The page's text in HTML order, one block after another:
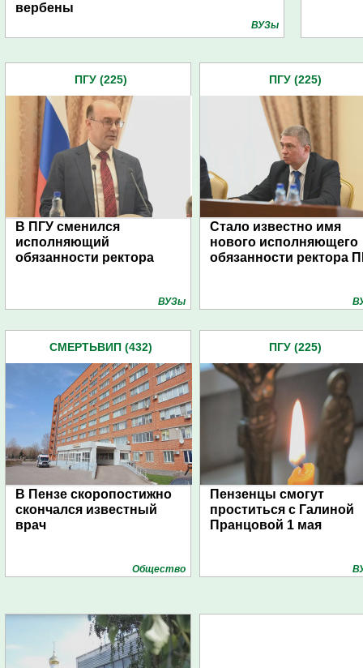
вербены
ВУЗы
ПГУ (225)
В ПГУ сменился
исполняющий
обязанности ректора
ВУЗы
ПГУ (225)
Стало известно имя
нового исполняющего
обязанности ректора
СМЕРТЬВИП (432)
В Пензе скоропостижно
скончался известный
врач
Общество
ПГУ (225)
Пензенцы смогут
проститься с Галиной
Пранцовой 1 мая